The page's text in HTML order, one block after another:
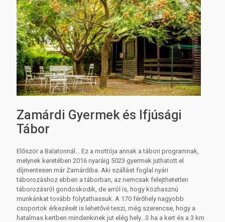
Zamárdi Gyermek és Ifjúsági
Tábor
Először a Balatonnál... Ez a mottója annak a tábori programnak,
melynek keretében 2016 nyaráig 5023 gyermek juthatott el
díjmentesen már Zamárdiba. Aki szállást foglal nyári
táborozáshoz ebben a táborban, az nemcsak felejthetetlen
táborozásról gondoskodik, de arról is, hogy közhasznú
munkánkat tovább folytathassuk. A 170 férőhely nagyobb
csoportok érkezését is lehetővé teszi, még szerencse, hogy a
hatalmas kertben mindenkinek jut elég hely...S ha a kert és a 3 km